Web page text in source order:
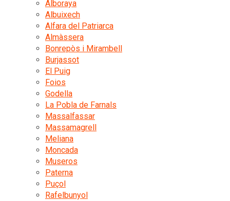
Alboraya
Albuixech
Alfara del Patriarca
Almàssera
Bonrepòs i Mirambell
Burjassot
El Puig
Foios
Godella
La Pobla de Farnals
Massalfassar
Massamagrell
Meliana
Moncada
Museros
Paterna
Puçol
Rafelbunyol